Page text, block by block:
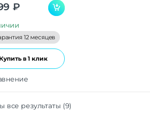
₽
12 месяцев
Купить в 1 клик
все результаты (9)